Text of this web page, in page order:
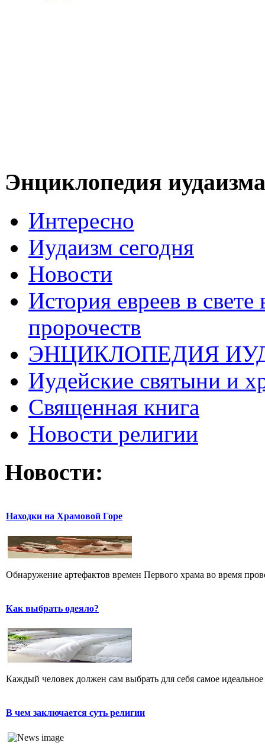
Энциклопедия иудаизма
Интересно
Иудаизм сегодня
Новости
История евреев в
пророчеств
ЭНЦИКЛОПЕДИЯ
Иудейские святыни и
Священная книга
Новости религии
Новости:
Находки на Храмовой Горе
Обнаружение артефактов времен Первого храма во время
Как выбрать одеяло?
Каждый человек должен сам выбрать для себя самое
В чем заключается суть религии